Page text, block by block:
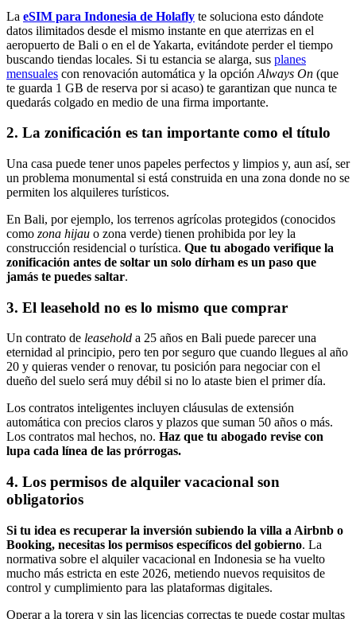
La eSIM para Indonesia de Holafly te soluciona esto dándote
datos ilimitados desde el mismo instante en que aterrizas en el
aeropuerto de Bali o en el de Yakarta, evitándote perder el tiempo
buscando tiendas locales. Si tu estancia se alarga, sus planes
mensuales con renovación automática y la opción Always On (que
te guarda 1 GB de reserva por si acaso) te garantizan que nunca te
quedarás colgado en medio de una firma importante.
2. La zonificación es tan importante como el título
Una casa puede tener unos papeles perfectos y limpios y, aun así, ser
un problema monumental si está construida en una zona donde no se
permiten los alquileres turísticos.
En Bali, por ejemplo, los terrenos agrícolas protegidos (conocidos
como zona hijau o zona verde) tienen prohibida por ley la
construcción residencial o turística. Que tu abogado verifique la
zonificación antes de soltar un solo dírham es un paso que
jamás te puedes saltar.
3. El leasehold no es lo mismo que comprar
Un contrato de leasehold a 25 años en Bali puede parecer una
eternidad al principio, pero ten por seguro que cuando llegues al año
20 y quieras vender o renovar, tu posición para negociar con el
dueño del suelo será muy débil si no lo ataste bien el primer día.
Los contratos inteligentes incluyen cláusulas de extensión
automática con precios claros y plazos que suman 50 años o más.
Los contratos mal hechos, no. Haz que tu abogado revise con
lupa cada línea de las prórrogas.
4. Los permisos de alquiler vacacional son
obligatorios
Si tu idea es recuperar la inversión subiendo la villa a Airbnb o
Booking, necesitas los permisos específicos del gobierno. La
normativa sobre el alquiler vacacional en Indonesia se ha vuelto
mucho más estricta en este 2026, metiendo nuevos requisitos de
control y cumplimiento para las plataformas digitales.
Operar a la torera y sin las licencias correctas te puede costar multas